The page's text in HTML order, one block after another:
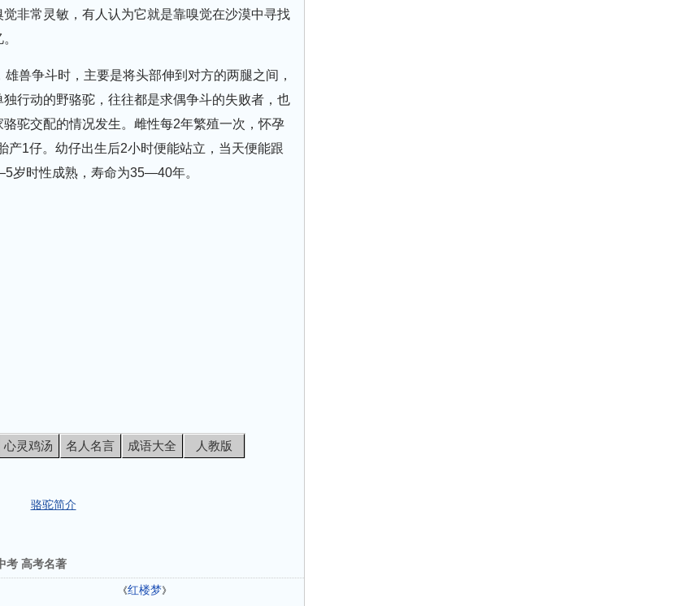
非常灵敏，有人认为它就是靠嗅觉在沙漠中寻找
兽争斗时，主要是将头部伸到对方的两腿之间，
行动的野骆驼，往往都是求偶争斗的失败者，也
驼交配的情况发生。雌性每2年繁殖一次，怀孕
1仔。幼仔出生后2小时便能站立，当天便能跟
岁时性成熟，寿命为35—40年。
心灵鸡汤 名人名言 成语大全 人教版
骆驼简介
考 高考名著
《红楼梦》